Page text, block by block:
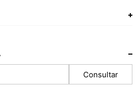
Consultar